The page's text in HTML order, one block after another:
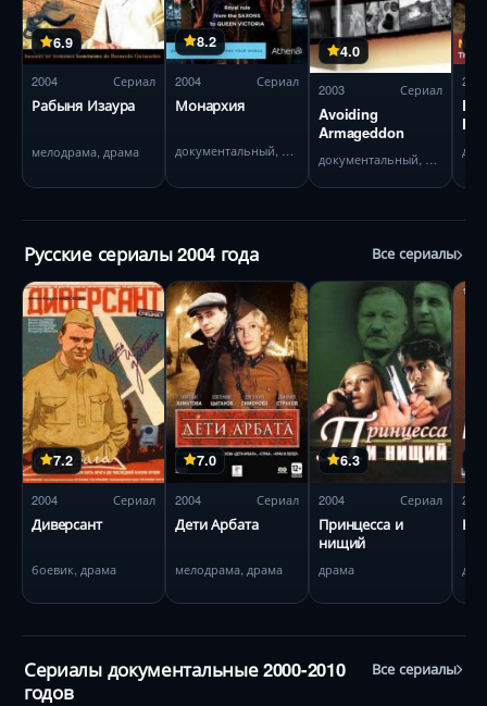
6.9
2004 Сериал
Рабыня Изаура
мелодрама, драма
8.2
2004 Сериал
Монархия
4.0
2003 Сериал
Avoiding
Armageddon
документальный, история
2003
Русские сериалы 2004 года Все сериалы
7.2
2004 Сериал
Диверсант
боевик, драма
7.0
2004 Сериал
Дети Арбата
мелодрама, драма
6.3
2004 Сериал
Принцесса и
нищий
драма
2004
Сериалы документальные 2000-2010
годов
Все сериалы